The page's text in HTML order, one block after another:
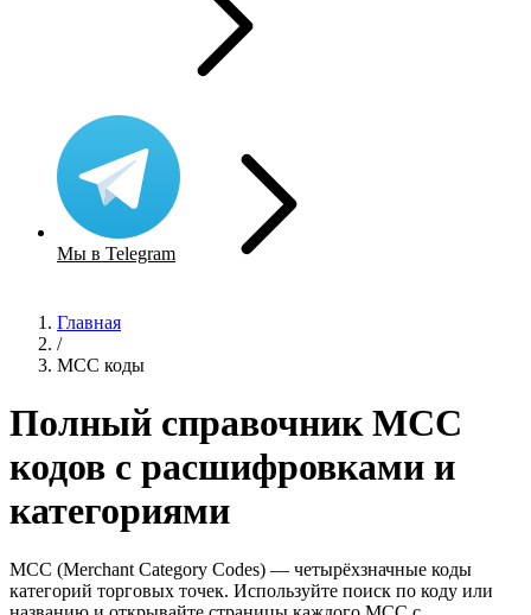
Мы в Telegram
Главная
/
MCC коды
Полный справочник MCC
кодов с расшифровками и
категориями
MCC (Merchant Category Codes) — четырёхзначные коды
категорий торговых точек. Используйте поиск по коду или